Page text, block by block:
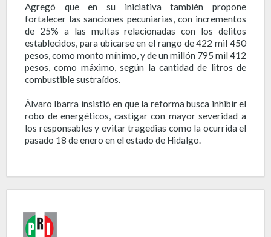
Agregó que en su iniciativa también propone
fortalecer las sanciones pecuniarias, con incrementos
de 25% a las multas relacionadas con los delitos
establecidos, para ubicarse en el rango de 422 mil 450
pesos, como monto mínimo, y de un millón 795 mil 412
pesos, como máximo, según la cantidad de litros de
combustible sustraídos.
Álvaro Ibarra insistió en que la reforma busca inhibir el
robo de energéticos, castigar con mayor severidad a
los responsables y evitar tragedias como la ocurrida el
pasado 18 de enero en el estado de Hidalgo.